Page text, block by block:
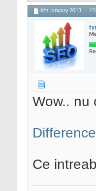
6th January 2013,
Wow.. nu
Ce